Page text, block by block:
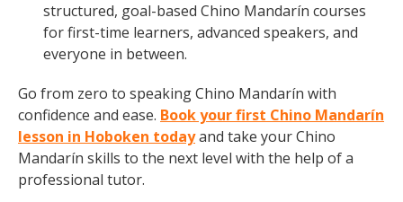
structured, goal-based Chino Mandarín courses
for first-time learners, advanced speakers, and
everyone in between.
Go from zero to speaking Chino Mandarín with
confidence and ease. Book your first Chino Mandarín
lesson in Hoboken todayand take your Chino
Mandarín skills to the next level with the help of a
professional tutor.